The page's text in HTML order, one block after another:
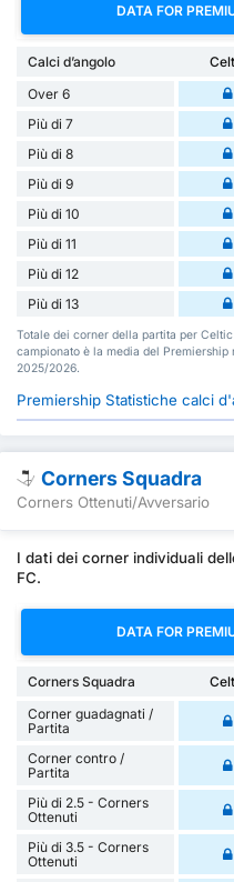
DATA FOR
Calci d’angolo
Over 6
Più di 7
Più di 8
Più di 9
Più di 10
Più di 11
Più di 12
Più di 13
Totale dei corner della partita per
campionato è la media del
2025/2026.
Premiership Statistiche calci
Corners Squadra
Corners Ottenuti/Avversario
I dati dei corner individuali
FC.
DATA FOR
Corners Squadra
Corner guadagnati /
Partita
Corner contro /
Partita
Più di 2.5 - Corners
Ottenuti
Più di 3.5 - Corners
Ottenuti